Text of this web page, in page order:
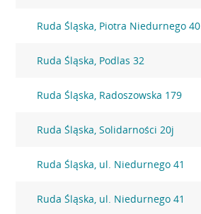
Ruda Śląska, Piotra Niedurnego 40
Ruda Śląska, Podlas 32
Ruda Śląska, Radoszowska 179
Ruda Śląska, Solidarności 20j
Ruda Śląska, ul. Niedurnego 41
Ruda Śląska, ul. Niedurnego 41